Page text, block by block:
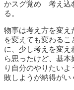
かスグ覚め 考え込
る。
物事は考え方を変え
を変えても変わる
に、少し考えを変
ら思ったけど、基
り自分のやりたい
敗しようが納得がい